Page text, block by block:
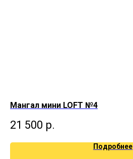
Мангал мини LOFT №4
21 500 р.
Подробнее